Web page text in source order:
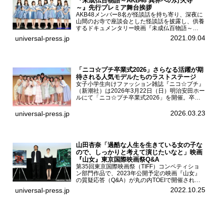
～』先行プレミア舞台挨拶
AKB48メンバー8名が怪談話を持ち寄り、深夜に
山間のお寺で座談会とした怪談話を披露し、供養
するドキュメンタリー映画『未成仏百物語～
AKB48異界への灯火寺～』の先行プレミア舞台
挨拶が東京・ユナイテッド・シネマ豊洲で開催さ
universal-press.jp 2021.09.04
「ニコ☆プチ卒業式2026」さらなる活躍が期
待される人気モデルたちのラストステージ
女子小学生向けファッション雑誌『ニコ☆プチ』
（新潮社）は2026年3月22日（日）明治安田ホー
ルにて「ニコ☆プチ卒業式2026」を開催。卒業
ん、末永ひなた、高梨琴乃、土井ありさ、藤田蒼
universal-press.jp 2026.03.23
山田杏奈「過酷な人生を生きている女の子な
ので、しっかりと考えて演じたいなと」映画
『山女』東京国際映画祭Q&A
第35回東京国際映画祭（TIFF）コンペティショ
ン部門作品で、2023年公開予定の映画『山女』
の質疑応答（Q&A）が丸の内TOEIで開催され、
主演を務めた女優の山田杏奈、監督の福永壮志が
登壇。本作について語った。映画『山女』第35
universal-press.jp 2022.10.25